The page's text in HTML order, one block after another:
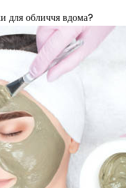
для обличчя вдома?